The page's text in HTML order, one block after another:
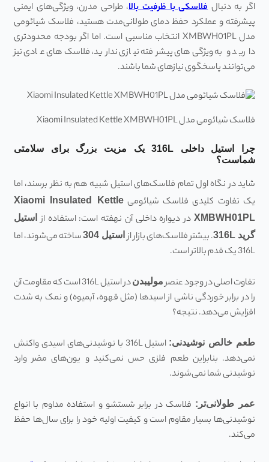
اگر به دنبالفلاسکی با ظرفیت بالا، طراحی مدرن، ویژگی‌های ایمنی
پیشرفته و عملکرد حفظ دمای طولانی‌مدت هستید، فلاسک شیائومی
مدل XMBWH01PL انتخاب مناسبی است. اما اگر بودجه محدودتری
دارید و به ویژگی‌های پیشرفته نیازی ندارید، فلاسک‌های عادی نیز
می‌توانند پاسخگوی نیازهای شما باشند.
فلاسک شیائومی مدل Xiaomi Insulated Kettle XMBWH01PL
چرا استیل داخلی 316L یک مزیت بزرگ برای سلامتی
شماست؟
شاید در نگاه اول تمام فلاسک‌های استیل شبیه هم به نظر برسند، اما
یک تفاوت کلیدی فلاسک شیائومیXiaomi Insulated Kettle
XMBWH01PL در دیواره داخلی آن نهفته است: استفاده از استیل
گرید 316L . بیشتر فلاسک‌های بازار از استیل 304
ساخته می‌شوند، اما
316L یک قدم بالاتر است.
تفاوت اصلی در وجود عنصرمولیبدن
در استیل 316L است که مقاومت آن
را در برابر خوردگی ناشی از اسیدها (مثل قهوه، آبمیوه) و نمک به شدت
افزایش می‌دهد. نتیجه؟
طعم خالص نوشیدنی:
استیل 316L با نوشیدنی‌های اسیدی واکنش
نمی‌دهد. بنابراین طعم فلزی حس نمی‌کنید و یون‌های مضر وارد
نوشیدنی شما نمی‌شوند.
عمر طولانی‌تر : فلاسک در برابر شستشو و استفاده مداوم با انواع
نوشیدنی‌ها بسیار مقاوم است و کیفیت اولیه خود را برای سال‌ها حفظ
می‌کند.